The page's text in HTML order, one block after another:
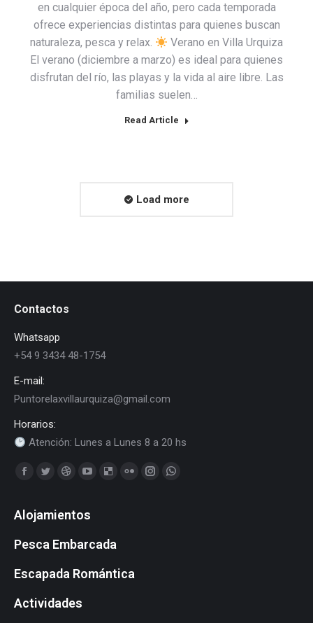
en cualquier época del año, pero cada temporada
ofrece experiencias distintas para quienes buscan
naturaleza, pesca y relax.
Verano en Villa Urquiza
El verano (diciembre a marzo) es ideal para quienes
disfrutan del río, las playas y la vida al aire libre. Las
familias suelen…
Read Article
Load more
Contactos
Whatsapp
+54 9 3434 48-1754
E-mail:
Puntorelaxvillaurquiza@gmail.com
Horarios:
Atención: Lunes a Lunes 8 a 20 hs
Find us on:
Facebook
opens
new
window
Twitter
opens
new
window
Dribbble
opens
new
window
YouTube
opens
new
window
Delicious
new
window
Flickr
window
InstagramWhatsapp
Alojamientos
Pesca Embarcada
Escapada Romántica
Actividades